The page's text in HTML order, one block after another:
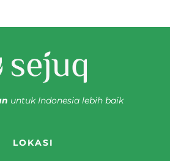
untuk Indonesia lebih baik
LOKASI